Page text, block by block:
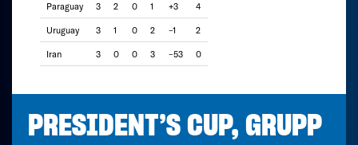
Paraguay 3 2 0 1 +3 4
Uruguay 3 1 0 2 –1 2
Iran 3 0 0 3 –53 0
PRESIDENT’S CUP, GRUPP